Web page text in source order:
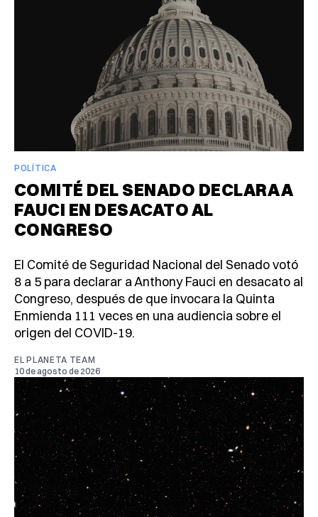
POLÍTICA
COMITÉ DEL SENADO DECLARA A
FAUCI EN DESACATO AL
CONGRESO
El Comité de Seguridad Nacional del Senado votó
8 a 5 para declarar a Anthony Fauci en desacato al
Congreso, después de que invocara la Quinta
Enmienda 111 veces en una audiencia sobre el
origen del COVID-19.
EL PLANETA TEAM
10 de agosto de 2026